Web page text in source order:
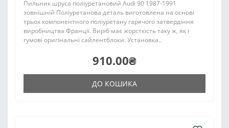
Пильник шруса поліуретановий Audi 90 1987-1991
зовнішній Поліуретанова деталь виготовлена на основі
трьох компонентного поліуретану гарячого затвердіння
виробництва Франції. Виріб має жорсткість таку ж, як і
гумові оригінальні сайлентблоки. Установка..
910.00₴
ДО КОШИКА